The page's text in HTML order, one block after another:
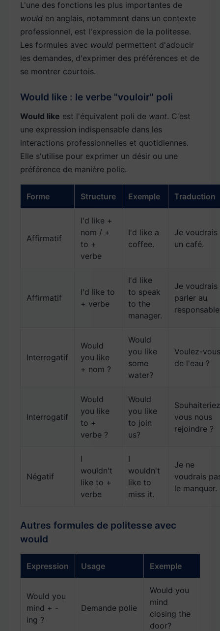
L'une des fonctions les plus importantes de
would en anglais, notamment dans un contexte
professionnel, est l'expression de la politesse.
Les formules avec would permettent d'adoucir
les demandes, d'exprimer des préférences et de
se montrer courtois.
Would like : le verbe "vouloir" poli
Would like est l'équivalent poli de want. C'est
une expression indispensable dans les
interactions professionnelles et quotidiennes.
Elle s'utilise pour exprimer un désir ou une
préférence de manière polie.
Forme Structure Exemple Traduction
Affirmatif
I'd like +
nom / +
to +
verbe
I'd like a
coffee.
Je voudrais
un café.
Affirmatif
I'd like to
+ verbe
I'd like
to speak
to the
manager.
Je voudrais
parler au
Interrogatif
Would
you like
+ nom ?
Would
you like
some
water?
Voulez-vous
de l'eau ?
Interrogatif
Would
you like
to +
verbe ?
Would
you like
to join
us?
vous nous
rejoindre ?
Négatif
I
wouldn't
like to +
verbe
I
wouldn't
like to
miss it.
Je ne
voudrais
le manquer.
Autres formules de politesse avec
would
Expression Usage Exemple
Would you
mind + -
ing ?
Demande polie
Would you
mind
closing the
door?